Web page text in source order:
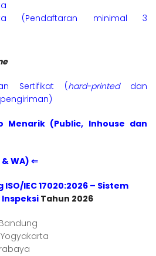
(Pendaftaran minimal 3
Sertifikat (hard-printeddan
Menarik (Public, Inhouse dan
WA) ⇐
IEC 17020:2026 – Sistem
Tahun 2026